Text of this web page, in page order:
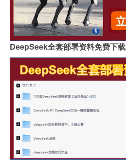
DeepSeek全套部署资料免费下载